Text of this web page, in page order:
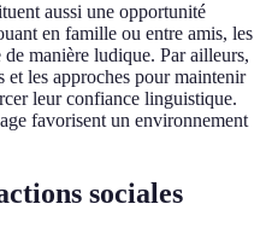
aussi une opportunité
en famille ou entre amis, les
manière ludique. Par ailleurs,
et les approches pour maintenir
leur confiance linguistique.
favorisent un environnement
sociales